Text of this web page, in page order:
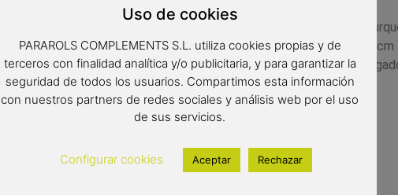
Paraguas antiviento
Color del producto: Verde
Paraguas de 8 varillas de 54 cm
Medidas: 24 cm de largo
Diámetro: 96 cm
Tipo de apertura: manual
17,90€
Out of stock
Uso de cookies
PARAROLS COMPLEMENTS S.L. utiliza cookies propias y de
terceros con finalidad analítica y/o publicitaria, y para garantizar la
seguridad de todos los usuarios. Compartimos esta información
con nuestros partners de redes sociales y análisis web por el uso
de sus servicios.
Configurar cookies Aceptar Rechazar